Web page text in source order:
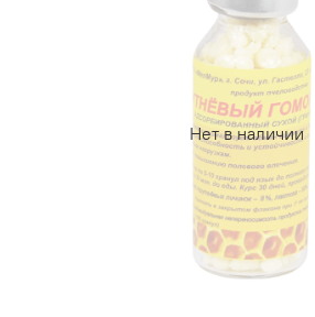
Нет в наличии